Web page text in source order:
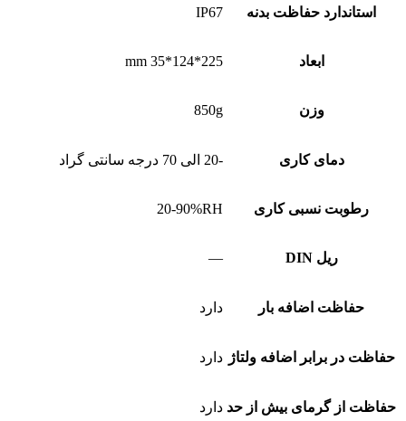
استاندارد حفاظت بدنه IP67
ابعاد 225*124*35 mm
وزن 850g
دمای کاری -20 الی 70 درجه سانتی گراد
رطوبت نسبی کاری 20-90%RH
ریل DIN —
حفاظت اضافه بار دارد
حفاظت در برابر اضافه ولتاژ دارد
حفاظت از گرمای بیش از حد دارد